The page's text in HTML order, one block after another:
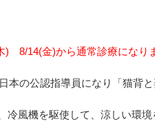
8/14(金)から通常診療になりま
の公認指導員になり「猫背と
風機を駆使して、涼しい環